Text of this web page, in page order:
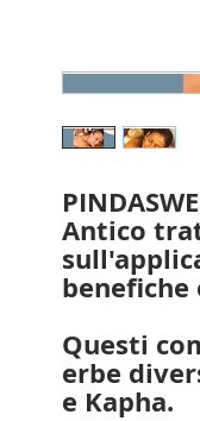
Antico
benefiche
Questi
erbe
e Kapha.